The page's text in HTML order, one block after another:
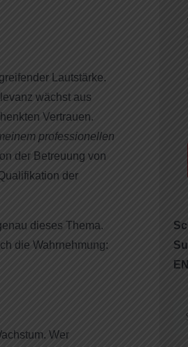
Lautstärke.
wächst aus
Vertrauen.
professionellen
der Betreuung von
der
dieses Thema.
die Wahrnehmung:
Wer